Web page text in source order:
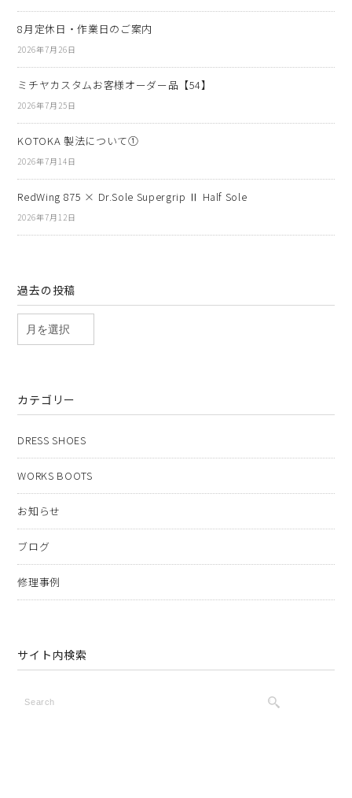
8月定休日・作業日のご案内
2026年7月26日
ミチヤカスタムお客様オーダー品【54】
2026年7月25日
KOTOKA 製法について①
2026年7月14日
RedWing 875 × Dr.Sole Supergrip Ⅱ Half Sole
2026年7月12日
過去の投稿
カテゴリー
DRESS SHOES
WORKS BOOTS
お知らせ
ブログ
修理事例
サイト内検索